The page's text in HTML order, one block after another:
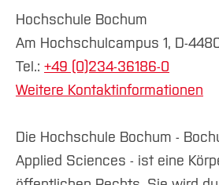
Studium
Studienangebote
Masterstudiengänge
Schwerpunkte
Bewerben & Einschreiben
Bewerbungsportal
Im Studium
Studienbüros und
Nach dem Studium
Forschung &
Forschungs- und
Schwerpunkte (FuT)
Beratung & Förderung
Nachhaltigkeit
Nachhaltigkeit
International
Hochschule Bochum
Am Hochschulcampus 1, D-
Tel.: +49 (0)234-36186-0
Weitere Kontaktinformationen
Die Hochschule Bochum -
Applied Sciences - ist eine